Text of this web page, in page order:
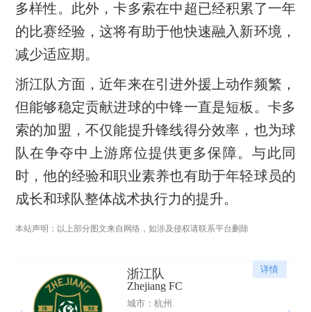
多样性。此外，卡多索在中超已经积累了一年
的比赛经验，这将有助于他快速融入新环境，
减少适应期。
浙江队方面，近年来在引进外援上动作频繁，
但能够稳定贡献进球的中锋一直是短板。卡多
索的加盟，不仅能提升锋线得分效率，也为球
队在争夺中上游席位提供更多保障。与此同
时，他的经验和职业素养也有助于年轻球员的
成长和球队整体战术执行力的提升。
本站声明：以上部分图文来自网络，如涉及侵权请联系平台删除
详情
浙江队
Zhejiang FC
城市：杭州